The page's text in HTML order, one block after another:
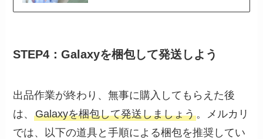
STEP4：Galaxyを梱包して発送しよう
出品作業が終わり、無事に購入してもらえた後
は、Galaxyを梱包して発送しましょう。メルカリ
では、以下の道具と手順による梱包を推奨してい